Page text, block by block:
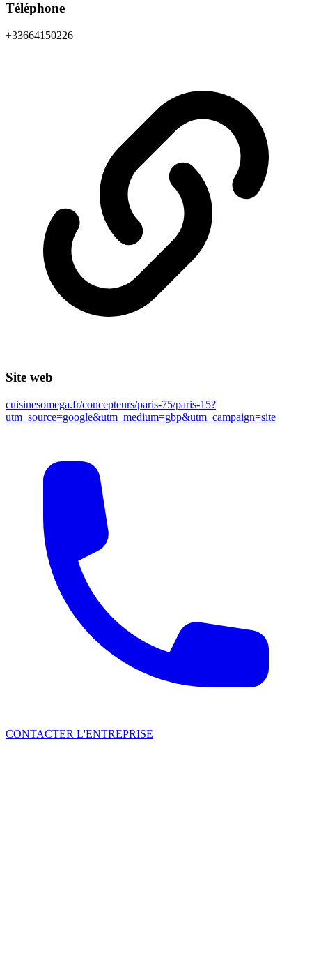
Téléphone
+33664150226
Site web
cuisinesomega.fr/concepteurs/paris-75/paris-15?
utm_source=google&utm_medium=gbp&utm_campaign=site
CONTACTER L'ENTREPRISE